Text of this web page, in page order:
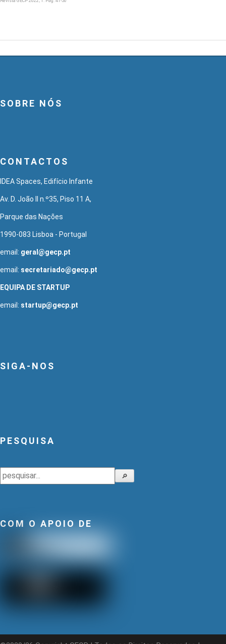
SOBRE NÓS
CONTACTOS
IDEA Spaces, Edifício Infante
Av. D. João II n.º35, Piso 11 A,
Parque das Nações
1990-083 Lisboa - Portugal
email: geral@gecp.pt
email: secretariado@gecp.pt
EQUIPA DE STARTUP
email: startup@gecp.pt
SIGA-NOS
PESQUISA
Pesquisar 🔎
COM O APOIO DE